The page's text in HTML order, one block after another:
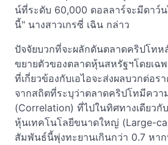
น์ที่ระดับ 60,000 ดอลลาร์จะมีดาว์
นี้" นางสาวเกรซี่ เฉิน กล่าว
ปัจจัยบวกที่จะผลักดันตลาดคริปโทห
ขยายตัวของตลาดหุ้นสหรัฐฯโดยเฉ
ที่เกี่ยวข้องกับเอไอจะส่งผลบวกต่อร
จากสถิตที่ระบุว่าตลาดคริปโทมีควา
(Correlation) ที่ไปในทิศทางเดียวกั
หุ้นเทคโนโลยีขนาดใหญ่ (Large-
สัมพันธ์นี้พุ่งทะยานเกินกว่า 0.7 หา